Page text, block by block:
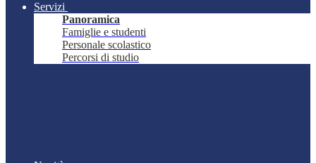
Servizi
Panoramica
Famiglie e studenti
Personale scolastico
Percorsi di studio